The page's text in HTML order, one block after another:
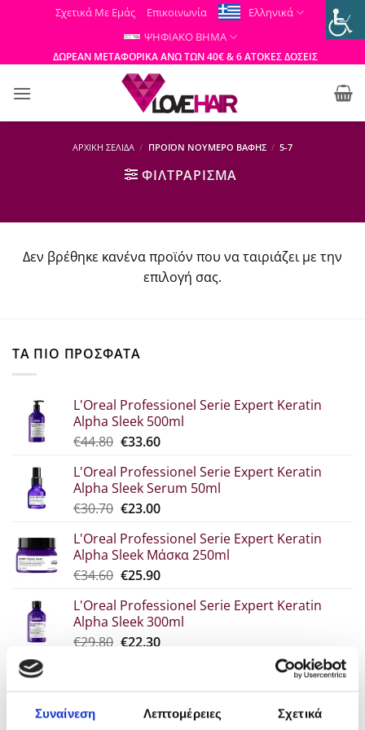
Συναίνεση Λεπτομέρειες Σχετικά
Μετάβαση
περιεχόμενο
Σχετικά Με Εμάς Επικοινωνία
Ελληνικά
ΨΗΦΙΑΚΟ ΒΗΜΑ
ΔΩΡΕΑΝ ΜΕΤΑΦΟΡΙΚΑ ΑΝΩ ΤΩΝ 40€ & 6 ΑΤΟΚΕΣ ΔΟΣΕΙΣ
ΑΡΧΙΚΉ ΣΕΛΊΔΑ / ΠΡΟΪΌΝ ΝΟΎΜΕΡΟ ΒΑΦΉΣ / 5-7
ΦΙΛΤΡΆΡΙΣΜΑ
Δεν βρέθηκε κανένα προϊόν που να ταιριάζει με την
επιλογή σας.
ΤΑ ΠΙΟ ΠΡΟΣΦΑΤΑ
L'Oreal Professionel Serie Expert Keratin
Alpha Sleek 500ml
€44.80 Original
was:
€44.80.
€33.60Η
τιμή
είναι:
€33.60.
L'Oreal Professionel Serie Expert Keratin
Alpha Sleek Serum 50ml
€30.70 Original
was:
€30.70.
€23.00Η
τιμή
είναι:
€23.00.
L'Oreal Professionel Serie Expert Keratin
Alpha Sleek Μάσκα 250ml
€34.60 Original
was:
€34.60.
€25.90Η
τιμή
είναι:
€25.90.
L'Oreal Professionel Serie Expert Keratin
Alpha Sleek 300ml
€29.80 Original
€29.80.
€22.30Η
είναι:
€22.30.
POPULAR